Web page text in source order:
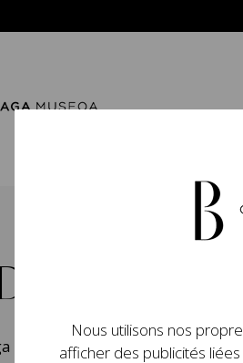
Museoa a mis en place un
Nous utilisons nos
afficher des publicités